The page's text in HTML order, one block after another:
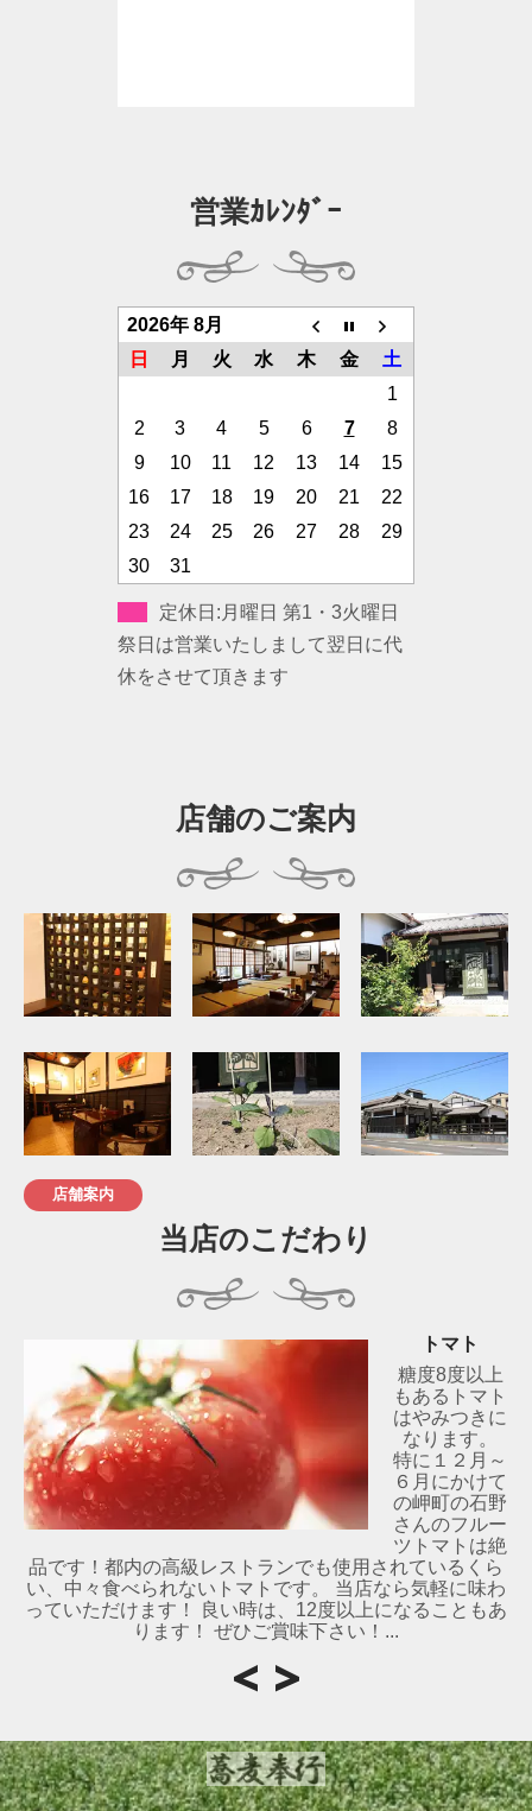
営業ｶﾚﾝﾀﾞｰ
2026年 8月
日
月 火 水 木 金
土
1
2
3 4 5 6 7
8
9
10 11 12 13 14
15
16
17 18 19 20 21
22
23
24 25 26 27 28
29
30
31
定休日:月曜日 第1・3火曜日
祭日は営業いたしまして翌日に代
休をさせて頂きます
店舗のご案内
店舗案内
当店のこだわり
トマト
糖度8度以上
もあるトマト
はやみつきに
なります。
特に１２月～
６月にかけて
の岬町の石野
さんのフルー
ツトマトは絶
品です！都内の高級レストランでも使用されているくら
い、中々食べられないトマトです。 当店なら気軽に味わ
っていただけます！ 良い時は、12度以上になることもあ
ります！ ぜひご賞味下さい！...